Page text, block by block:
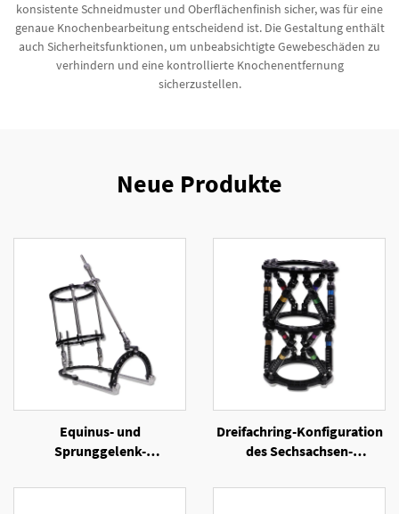
konsistente Schneidmuster und Oberflächenfinish sicher, was für eine
genaue Knochenbearbeitung entscheidend ist. Die Gestaltung enthält
auch Sicherheitsfunktionen, um unbeabsichtigte Gewebeschäden zu
verhindern und eine kontrollierte Knochenentfernung
sicherzustellen.
Neue Produkte
Equinus- und
Sprunggelenk-
Ringexternen Fixators
Dreifachring-Konfiguration
des Sechsachsen-